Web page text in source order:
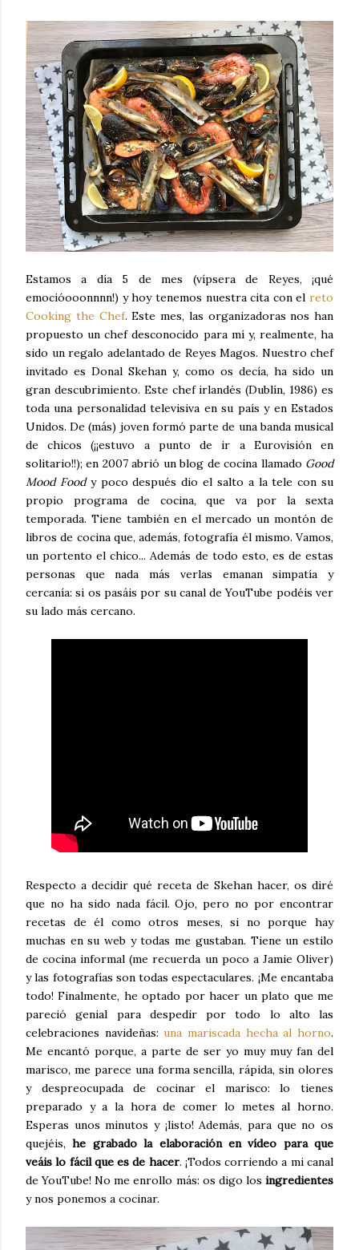
Estamos a día 5 de mes (vípsera de Reyes, ¡qué
emocióooonnnn!) y hoy tenemos nuestra cita con el reto
Cooking the Chef. Este mes, las organizadoras nos han
propuesto un chef desconocido para mí y, realmente, ha
sido un regalo adelantado de Reyes Magos. Nuestro chef
invitado es Donal Skehan y, como os decía, ha sido un
gran descubrimiento. Este chef irlandés (Dublín, 1986) es
toda una personalidad televisiva en su país y en Estados
Unidos. De (más) joven formó parte de una banda musical
de chicos (¡¡estuvo a punto de ir a Eurovisión en
solitario!!); en 2007 abrió un blog de cocina llamado Good
Mood Foody poco después dio el salto a la tele con su
propio programa de cocina, que va por la sexta
temporada. Tiene también en el mercado un montón de
libros de cocina que, además, fotografía él mismo. Vamos,
un portento el chico... Además de todo esto, es de estas
personas que nada más verlas emanan simpatía y
cercanía: si os pasáis por su canal de YouTube podéis ver
su lado más cercano.
Respecto a decidir qué receta de Skehan hacer, os diré
que no ha sido nada fácil. Ojo, pero no por encontrar
recetas de él como otros meses, si no porque hay
muchas en su web y todas me gustaban. Tiene un estilo
de cocina informal (me recuerda un poco a Jamie Oliver)
y las fotografías son todas espectaculares. ¡Me encantaba
todo! Finalmente, he optado por hacer un plato que me
pareció genial para despedir por todo lo alto las
celebraciones navideñas:una mariscada hecha al horno.
Me encantó porque, a parte de ser yo muy muy fan del
marisco, me parece una forma sencilla, rápida, sin olores
y despreocupada de cocinar el marisco: lo tienes
preparado y a la hora de comer lo metes al horno.
Esperas unos minutos y ¡listo! Además, para que no os
quejéis,he grabado la elaboración en vídeo para que
veáis lo fácil que es de hacer. ¡Todos corriendo a mi canal
de YouTube! No me enrollo más: os digo los ingredientes
y nos ponemos a cocinar.